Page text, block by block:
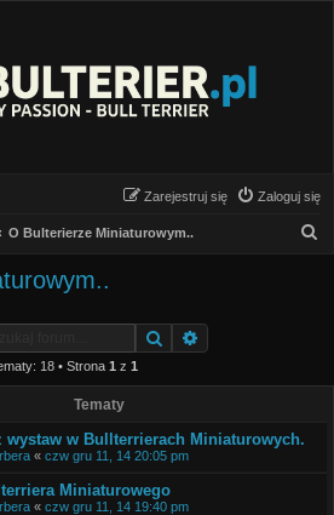
Zaloguj się
Zarejestruj się
O Bulterierze Miniaturowym..
Szukaj
18 • Strona 1 z 1
Tematy
wystaw w Bullterrierach Miniaturowych.
« czw gru 11, 14 20:05 pm
Miniaturowego
« czw gru 11, 14 19:40 pm